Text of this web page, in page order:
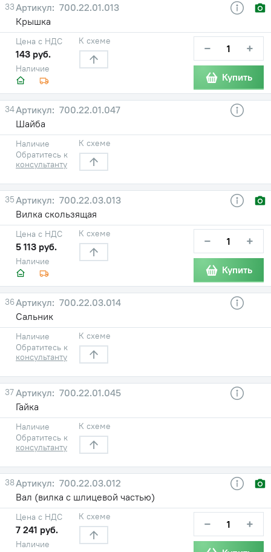
33
700.22.01.013
Крышка
Наличие
Цена с НДС
143 руб.
К схеме − +
Купить
34
700.22.01.047
Шайба
Наличие
Обратитесь к
консультанту
К схеме
35
700.22.03.013
Вилка скользящая
Наличие
Цена с НДС
5 113 руб.
К схеме − +
Купить
36
700.22.03.014
Сальник
Наличие
Обратитесь к
консультанту
К схеме
37
700.22.01.045
Гайка
Наличие
Обратитесь к
консультанту
К схеме
38
700.22.03.012
Вал (вилка с шлицевой частью)
Наличие
Цена с НДС
7 241 руб.
К схеме − +